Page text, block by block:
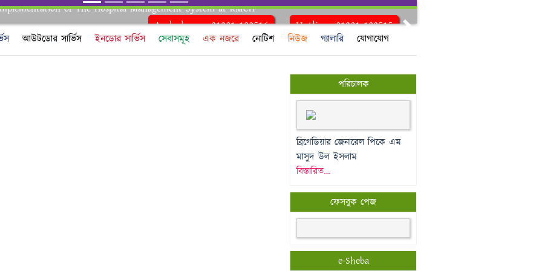
Ambulance: 01321-180516 Hotline: 01321-180515
of The Hospital Management System at RMCH
আউটডোর সার্ভিস ইনডোর সার্ভিস সেবাসমূহ এক নজরে নোটিশ নিউজ গ্যালারি যোগাযোগ
পরিচালক
ব্রিগেডিয়ার জেনারেল পিকে এম
মাসুদ উল ইসলাম
বিস্তারিত…
ফেসবুক পেজ
e-Sheba